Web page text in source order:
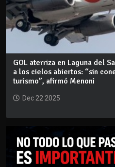
GOL aterriza en Laguna del
a los cielos abiertos: “sin
turismo”, afirmó Menoni
Dec 22 2025